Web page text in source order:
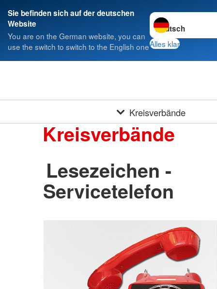
Sie befinden sich auf der deutschen
Website
You are on the German website, you can
use the switch to switch to the English one
Sprache wechseln
Alles klar
Kreisverbände
Kreisverbände
Lesezeichen -
Servicetelefon